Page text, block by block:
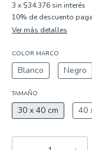
3 x $34.376 sin interés
10% de descuento
Ver más detalles
COLOR MARCO
Blanco Negro
TAMAÑO
30 x 40 cm 40